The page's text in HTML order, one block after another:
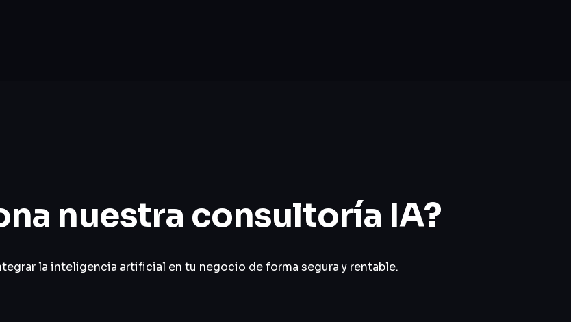
nuestra consultoría IA?
la inteligencia artificial en tu negocio de forma segura y rentable.